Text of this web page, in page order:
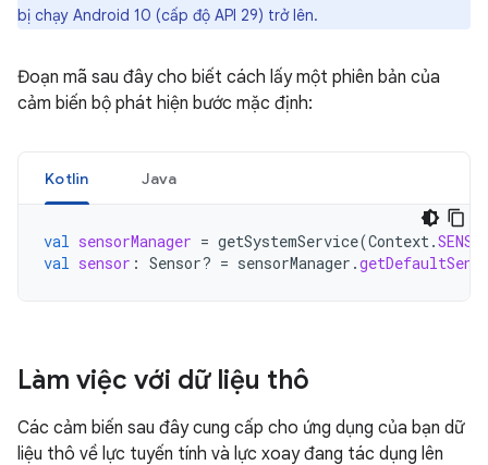
bị chạy Android 10 (cấp độ API 29) trở lên.
Đoạn mã sau đây cho biết cách lấy một phiên bản của
cảm biến bộ phát hiện bước mặc định:
Kotlin Java
val sensorManager = getSystemService(Context .
val sensor : Sensor? = sensorManager .
Làm việc với dữ liệu thô
Các cảm biến sau đây cung cấp cho ứng dụng của bạn dữ
liệu thô về lực tuyến tính và lực xoay đang tác dụng lên